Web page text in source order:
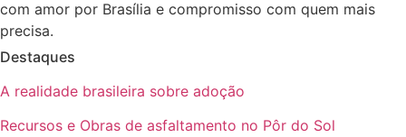
com amor por Brasília e compromisso com quem mais
precisa.
Destaques
A realidade brasileira sobre adoção
Recursos e Obras de asfaltamento no Pôr do Sol